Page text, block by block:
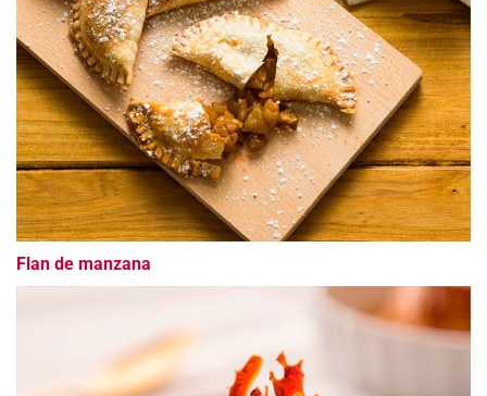
Flan de manzana